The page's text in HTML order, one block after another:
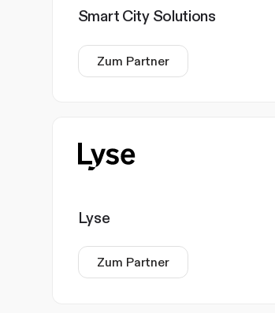
Smart City Solutions
Zum Partner
Lyse
Zum Partner